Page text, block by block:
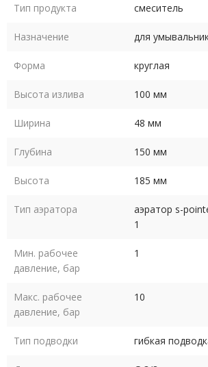
Тип продукта смеситель
Назначение для
Форма круглая
Высота излива 100 мм
Ширина 48 мм
Глубина 150 мм
Высота 185 мм
Тип аэратора
аэратор s-
1
Мин. рабочее
давление, бар
1
Макс. рабочее
давление, бар
10
Тип подводки гибкая